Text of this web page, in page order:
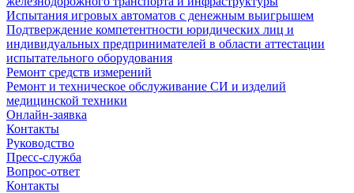
Испытания игровых автоматов с денежным выигрышем
Подтверждение компетентности юридических лиц и
индивидуальных предпринимателей в области аттестации
испытательного оборудования
Ремонт средств измерений
Ремонт и техническое обслуживание СИ и изделий
медицинской техники
Онлайн-заявка
Контакты
Руководство
Пресс-служба
Вопрос-ответ
Контакты